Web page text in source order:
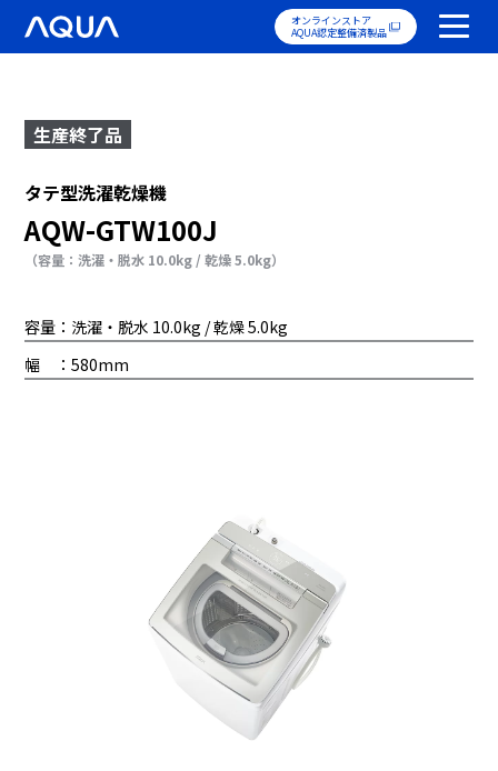
オンラインストア
AQUA認定整備済製品
生産終了品
タテ型洗濯乾燥機
AQW-GTW100J
（容量：洗濯・脱水 10.0kg / 乾燥 5.0kg）
容量：洗濯・脱水 10.0kg / 乾燥 5.0kg
幅 ：580mm